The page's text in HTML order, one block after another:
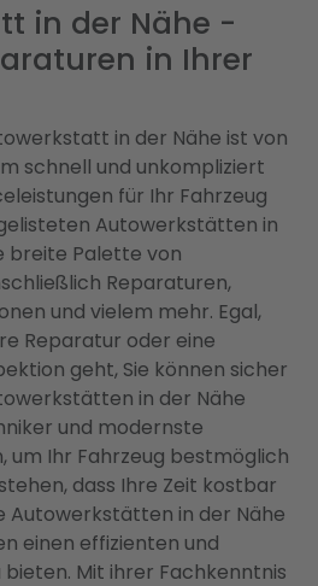
in der Nähe -
in Ihrer
in der Nähe ist von
schnell und unkompliziert
für Ihr Fahrzeug
Autowerkstätten in
breite Palette von
Reparaturen,
und vielem mehr. Egal,
Reparatur oder eine
geht, Sie können sicher
in der Nähe
und modernste
um Ihr Fahrzeug bestmöglich
dass Ihre Zeit kostbar
Autowerkstätten in der Nähe
einen effizienten und
bieten. Mit ihrer Fachkenntnis